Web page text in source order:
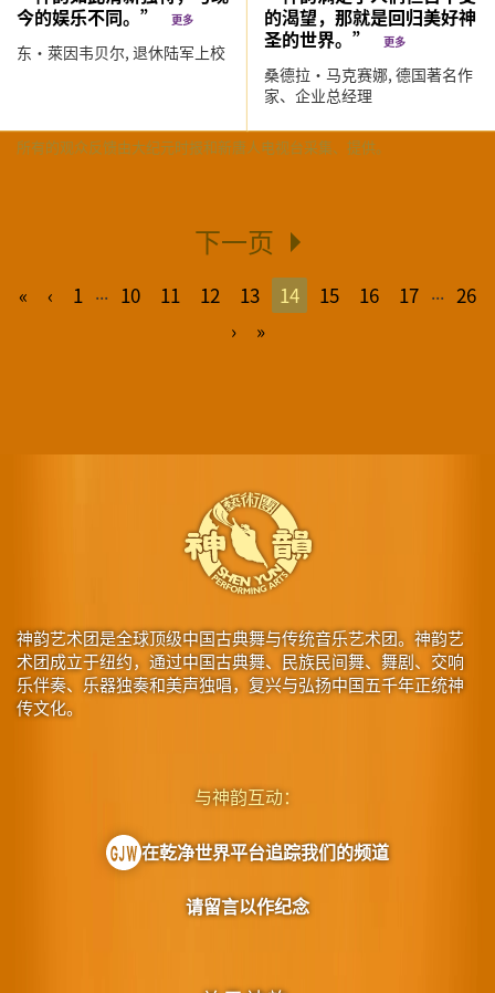
今的娱乐不同。”
更多
东·萊因韦贝尔, 退休陆军上校
的渴望，那就是回归美好神
圣的世界。”更多
桑德拉‧马克赛娜,德国著名作
家、企业总经理
所有的观众反馈由大纪元时报和新唐人电视台采集、提供。
下一页
« ‹ 1 ... 10 11 12 13 14 15 16 17 ... 26
›
»
神韵艺术团是全球顶级中国古典舞与传统音乐艺术团。神韵艺
术团成立于纽约，通过中国古典舞、民族民间舞、舞剧、交响
乐伴奏、乐器独奏和美声独唱，复兴与弘扬中国五千年正统神
传文化。
与神韵互动：
在乾净世界平台追踪我们的频道
请留言以作纪念